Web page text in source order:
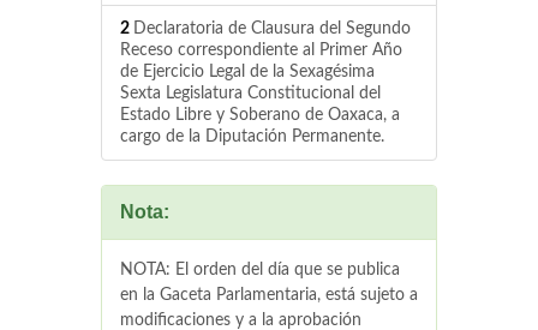
2 Declaratoria de Clausura del Segundo
Receso correspondiente al Primer Año
de Ejercicio Legal de la Sexagésima
Sexta Legislatura Constitucional del
Estado Libre y Soberano de Oaxaca, a
cargo de la Diputación Permanente.
Nota:
NOTA: El orden del día que se publica
en la Gaceta Parlamentaria, está sujeto a
modificaciones y a la aprobación